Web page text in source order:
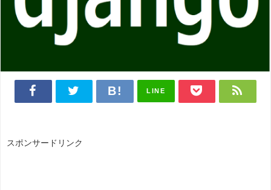
LINE
スポンサードリンク